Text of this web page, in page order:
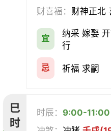
财喜福： 财神正北
宜
纳采 嫁娶
行
忌 祈福 求嗣
巳
时
时辰： 9:00-11:00